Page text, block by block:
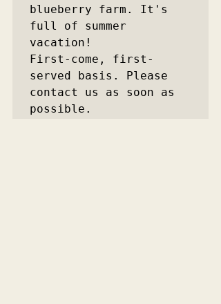
blueberry farm. It's
full of summer
vacation!
First-come, first-
served basis. Please
contact us as soon as
possible.